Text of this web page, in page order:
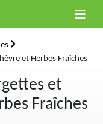
et Herbes Fraîches
et
Fraîches